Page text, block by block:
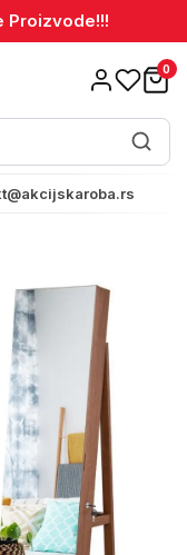
Proizvode!!!
0